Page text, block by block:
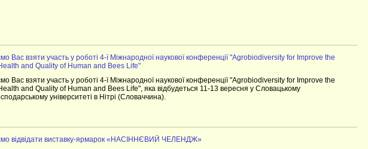
Вас взяти участь у роботі 4-ї Міжнародної наукової конференції "Agrobiodiversity for Improve the
and Quality of Human and Bees Life"
Вас взяти участь у роботі 4-ї Міжнародної наукової конференції "Agrobiodiversity for Improve the
and Quality of Human and Bees Life", яка відбудеться 11-13 вересня у Словацькому
університеті в Нітрі (Словаччина).
відвідати виставку-ярмарок «НАСІННЄВИЙ ЧЕЛЕНДЖ»